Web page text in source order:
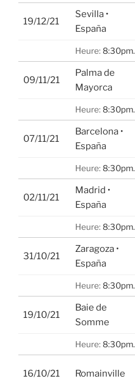
19/12/21
Sevilla •
España
Heure: 8:30pm.
09/11/21
Palma de
Mayorca
Heure: 8:30pm.
07/11/21
Barcelona •
España
Heure: 8:30pm.
02/11/21
Madrid •
España
Heure: 8:30pm.
31/10/21
Zaragoza •
España
Heure: 8:30pm.
19/10/21
Baie de
Somme
Heure: 8:30pm.
16/10/21 Romainville